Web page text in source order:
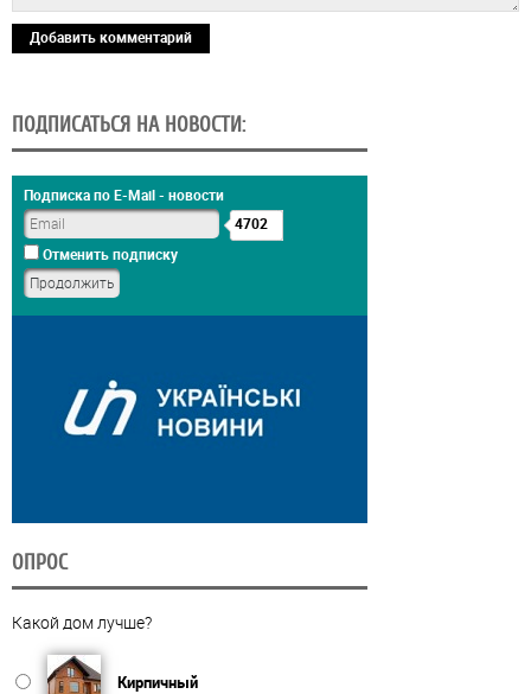
Добавить комментарий
ПОДПИСАТЬСЯ НА НОВОСТИ:
Подписка по E-Mail - новости
4702
Отменить подписку
ОПРОС
Какой дом лучше?
Кирпичный